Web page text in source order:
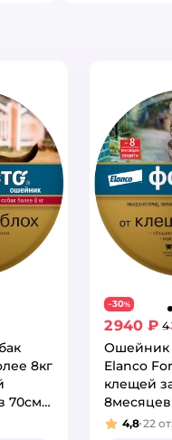
8кг
70см
−30%
2 940 ₽ 4
Ошейник
Elanco
клещей
Рейтинг:
4,8 22